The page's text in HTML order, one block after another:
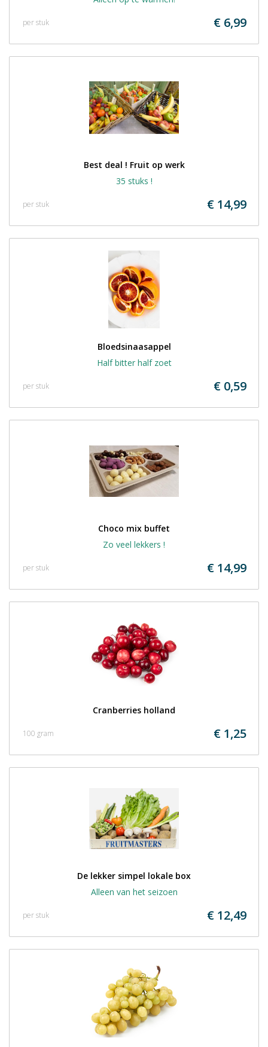
€ 6,99
per stuk
Best deal ! Fruit op werk
35 stuks !
€ 14,99
per stuk
Bloedsinaasappel
Half bitter half zoet
€ 0,59
per stuk
Choco mix buffet
Zo veel lekkers !
€ 14,99
per stuk
Cranberries holland
€ 1,25
100 gram
De lekker simpel lokale box
Alleen van het seizoen
€ 12,49
per stuk